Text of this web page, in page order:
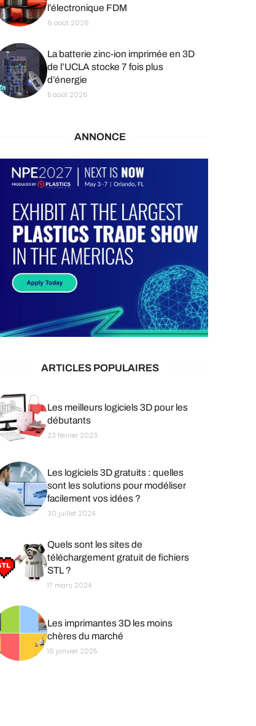
l’électronique FDM
6 août 2026
La batterie zinc-ion imprimée en 3D
de l’UCLA stocke 7 fois plus
d’énergie
5 août 2026
ANNONCE
ARTICLES POPULAIRES
Les meilleurs logiciels 3D pour les
débutants
23 février 2023
Les logiciels 3D gratuits : quelles
sont les solutions pour modéliser
facilement vos idées ?
30 juillet 2024
Quels sont les sites de
téléchargement gratuit de fichiers
STL ?
17 mars 2024
Les imprimantes 3D les moins
chères du marché
16 janvier 2025